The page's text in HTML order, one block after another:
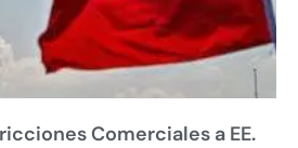
Comerciales a EE.